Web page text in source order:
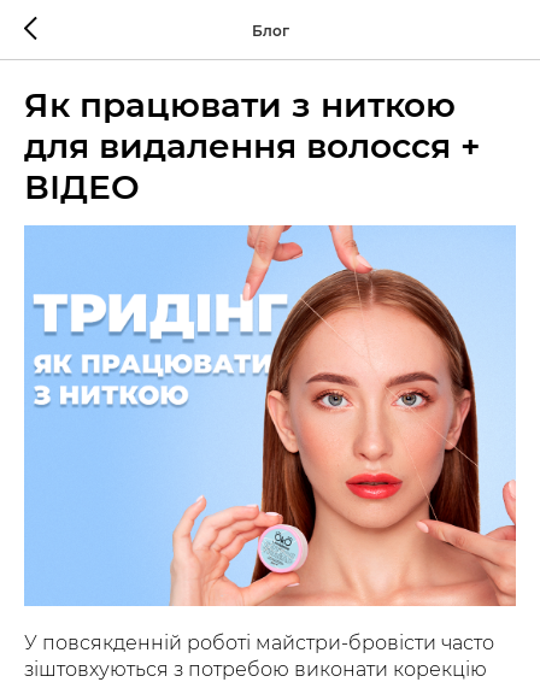
Блог
Як працювати з ниткою
для видалення волосся +
ВІДЕО
У повсякденній роботі майстри-бровісти часто
зіштовхуються з потребою виконати корекцію